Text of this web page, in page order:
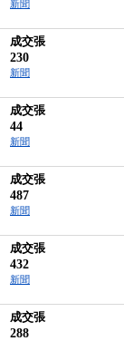
新聞
成交張
230
新聞
成交張
44
新聞
成交張
487
新聞
成交張
432
新聞
成交張
288